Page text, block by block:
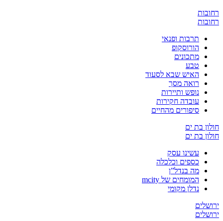
תרבות ופנאי
הורוסקופ
מתכונים
טבע
האיש שבא לסעוד
רואה מסך
נופש ותיירות
עובדה חקירות
סיפורים מהחיים
בת ים
בת ים
עשינו עסק
כספים וכלכלה
מה בנדל”ן
המומחים של mcity
נדלן מקומי